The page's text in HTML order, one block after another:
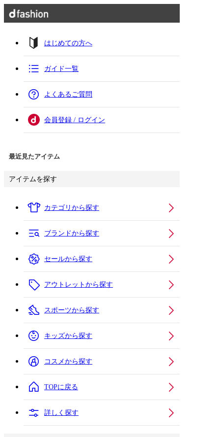
はじめての方へ
ガイド一覧
よくあるご質問
会員登録 / ログイン
最近見たアイテム
アイテムを探す
カテゴリから探す
ブランドから探す
セールから探す
アウトレットから探す
スポーツから探す
キッズから探す
コスメから探す
TOPに戻る
詳しく探す